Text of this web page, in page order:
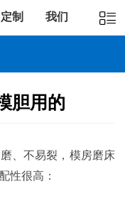
定制 我们
胆用的
、不易裂，模房磨床
性很高：